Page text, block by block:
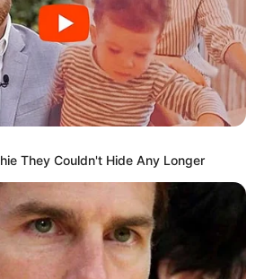
They Couldn't Hide Any Longer